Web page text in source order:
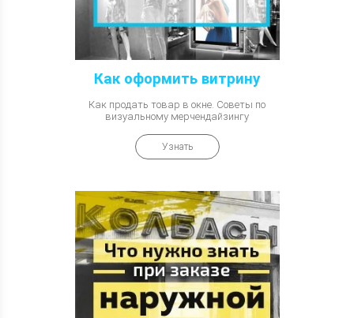
Как оформить витрину
Как продать товар в окне. Советы по
визуальному мерчендайзингу
Узнать